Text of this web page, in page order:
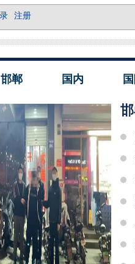
邯郸 国内